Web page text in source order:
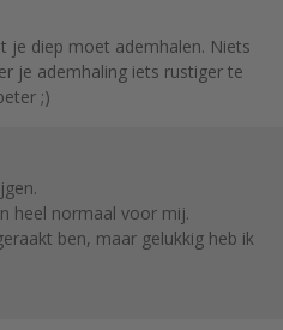
je diep moet ademhalen. Niets
je ademhaling iets rustiger te
;)
heel normaal voor mij.
ben, maar gelukkig heb ik